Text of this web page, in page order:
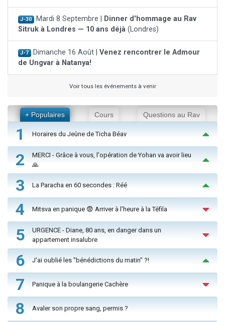
J-30 Mardi 8 Septembre |
Dinner d'hommage au Rav
Sitruk à Londres — 10 ans déjà (Londres)
J-7 Dimanche 16 Août | Venez rencontrer le Admour
de Ungvar à Natanya!
Voir tous les événements à venir
+ Populaires Cours Questions au Rav
1 Horaires du Jeûne de Ticha Béav
2
MERCI - Grâce à vous, l'opération de Yohan va avoir lieu
🙏
3 La Paracha en 60 secondes : Réé
4 Mitsva en panique 😨 Arriver à l'heure à la Téfila
5
URGENCE - Diane, 80 ans, en danger dans un
appartement insalubre
6 J'ai oublié les "bénédictions du matin" ?!
7 Panique à la boulangerie Cachère
8 Avaler son propre sang, permis ?